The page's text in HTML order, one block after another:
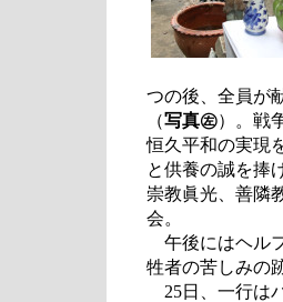
つの後、全員が
（写真㊧）。戦
恒久平和の実現
と供養の誠を捧
崇教眞光、善隣
会。
午後にはヘル
牲者の苦しみの
25日、一行は